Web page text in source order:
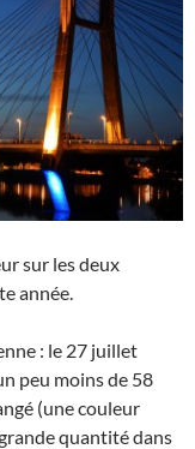
sur les deux
année.
: le 27 juillet
peu moins de 58
(une couleur
quantité dans